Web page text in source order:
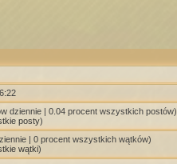
dziennie | 0.04 procent wszystkich postów)
posty)
| 0 procent wszystkich wątków)
wątki)